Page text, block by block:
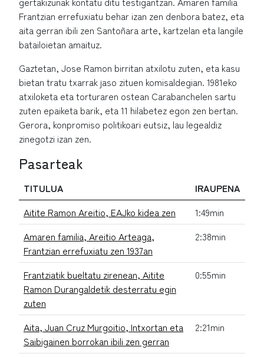
Frantzian errefuxiatu behar izan zen denbora batez, eta
aita gerran ibili zen Santoñara arte, kartzelan eta langile
batailoietan amaituz.
Gaztetan, Jose Ramon birritan atxilotu zuten, eta kasu
bietan tratu txarrak jaso zituen komisaldegian. 1981eko
atxiloketa eta torturaren ostean Carabanchelen sartu
zuten epaiketa barik, eta 11 hilabetez egon zen bertan.
Gerora, konpromiso politikoari eutsiz, lau legealdiz
zinegotzi izan zen.
Pasarteak
TITULUA
IRAUPENA
Aitite Ramon Areitio, EAJko kidea zen
1:49min
Amaren familia, Areitio Arteaga,
Frantzian errefuxiatu zen 1937an
2:38min
Frantziatik bueltatu zirenean, Aitite
Ramon Durangaldetik desterratu egin
zuten
0:55min
Aita, Juan Cruz Murgoitio, Intxortan eta
Saibigainen borrokan ibili zen gerran
2:21min